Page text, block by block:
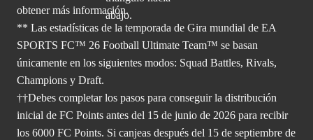
obtenermás información.
** Las estadísticas de la temporada de Gira mundial de EA
SPORTS FC™ 26 Football Ultimate Team™ se basan
únicamente en los siguientes modos: Squad Battles, Rivals,
Champions y Draft.
††Debes completar los pasos para conseguir la distribución
inicial de FC Points antes del 15 de junio de 2026 para recibir
los 6000 FC Points. Si canjeas después del 15 de septiembre de